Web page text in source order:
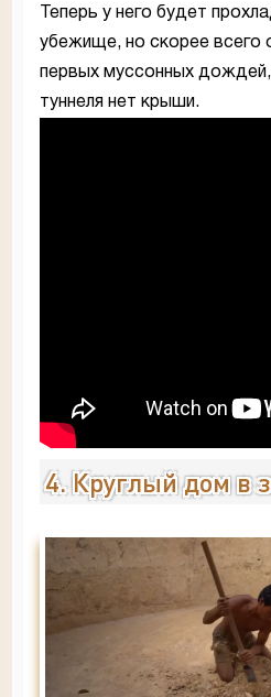
Теперь у него будет
убежище, но скорее всего
первых муссонных
туннеля нет крыши.
4. Круглый дом в